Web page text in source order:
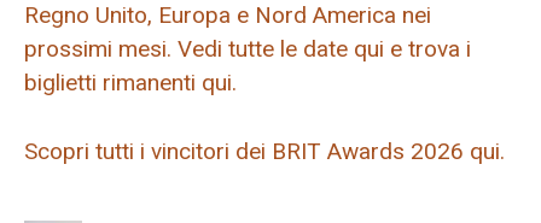
Regno Unito, Europa e Nord America nei
prossimi mesi. Vedi tutte le date qui e trova i
biglietti rimanenti qui.
Scopri tutti i vincitori dei BRIT Awards 2026 qui.